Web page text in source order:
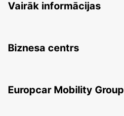
Vairāk informācijas
Biznesa centrs
Europcar Mobility Group